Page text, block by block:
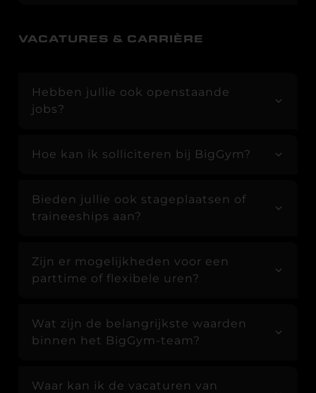
VACATURES & CARRIÈRE
Hebben jullie ook openstaande
jobs?
Hoe kan ik solliciteren bij BigGym?
Bieden jullie ook stageplaatsen of
traineeships aan?
Zijn er mogelijkheden voor een
parttime of flexibele uren?
Wat zijn de belangrijkste waarden
binnen het BigGym-team?
Waar kan ik de vacaturen van